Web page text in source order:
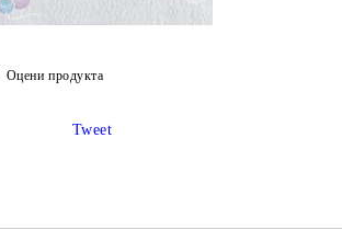
Оцени продукта
Tweet